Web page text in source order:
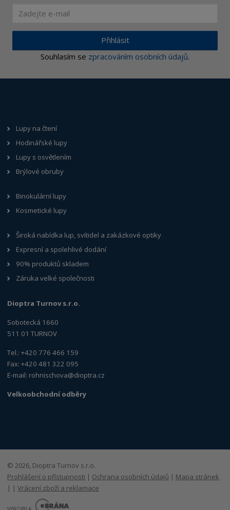
Přihlásit
Souhlasím se zpracováním osobních údajů.
Lupy na čtení
Hodinářské lupy
Lupy s osvětlením
Brýlové obruby
Binokulární lupy
Kosmetické lupy
Široká nabídka lup, svítidel a zakázkové optiky
Expresní a spolehlivé dodání
90% produktů skladem
Záruka velké společnosti
Dioptra Turnov s.r.o.
Sobotecká 1660
511 01 TURNOV
Tel.: +420 776 466 159
Fax: +420 481 322 095
E-mail: rohnischova@dioptra.cz
Velkoobchodní odběry
© 2026, Dioptra Turnov s.r.o.
Prohlášení o přístupnosti | Ochrana osobních údajů | Mapa stránek
| |Vrácení zboží a reklamace